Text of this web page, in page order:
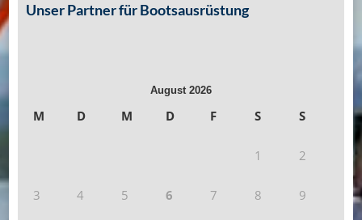
Unser Partner für Bootsausrüstung
August 2026
M D M D F S S
1 2
3 4 5 6 7 8 9